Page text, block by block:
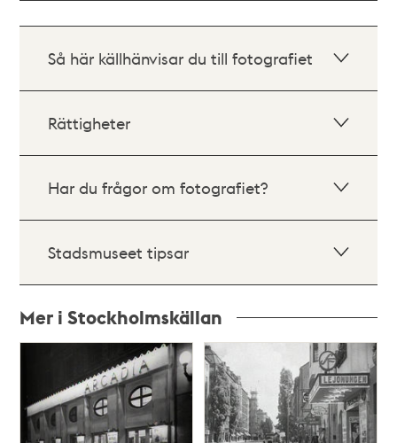
Så här källhänvisar du till fotografiet
Rättigheter
Har du frågor om fotografiet?
Stadsmuseet tipsar
Mer i Stockholmskällan
teman